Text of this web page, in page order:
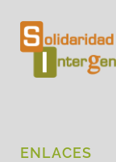
ENLACES